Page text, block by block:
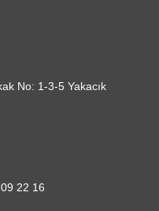
No: 1-3-5 Yakacık
22 16